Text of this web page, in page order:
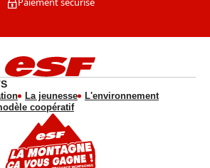
La jeunesse
L'environnement
coopératif